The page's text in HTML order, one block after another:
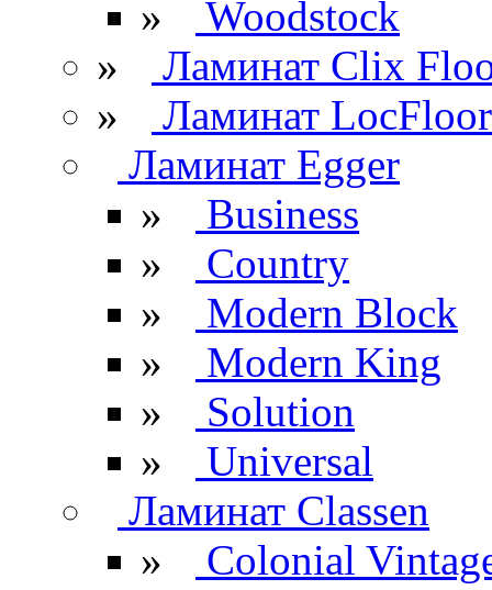
»
Woodstock
»
Ламинат Clix
»
Ламинат LocFloor
Ламинат Egger
»
Business
»
Country
»
Modern Block
»
Modern King
»
Solution
»
Universal
Ламинат Classen
»
Colonial